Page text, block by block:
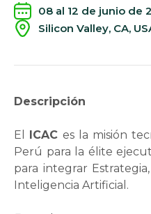
08 al 12 de junio de
Silicon Valley, CA,
Descripción
El ICAC es la misión
Perú para la élite
para integrar
Inteligencia Artificial.